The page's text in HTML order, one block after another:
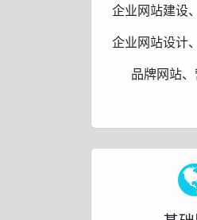
企业网站建设
企业网站设计
品牌网站